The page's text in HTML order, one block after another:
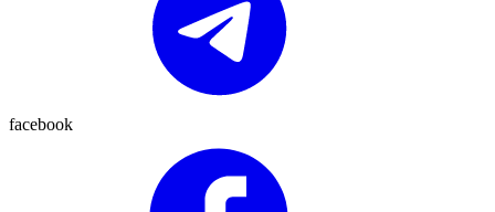
facebook